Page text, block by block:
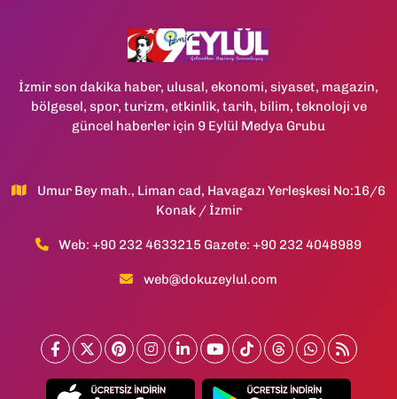
İzmir son dakika haber, ulusal, ekonomi, siyaset, magazin,
bölgesel, spor, turizm, etkinlik, tarih, bilim, teknoloji ve
güncel haberler için 9 Eylül Medya Grubu
Umur Bey mah., Liman cad, Havagazı Yerleşkesi No:16/6
Konak / İzmir
Web: +90 232 4633215 Gazete: +90 232 4048989
web@dokuzeylul.com